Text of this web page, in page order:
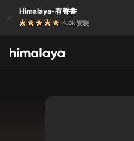
Himalaya-有聲書
4.8k 安裝